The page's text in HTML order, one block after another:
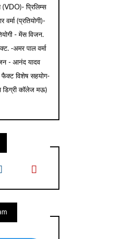
(VDO)- प्रिलिम्स
(प्रतियोगी)-
- मेंस विजन.
-अमर पाल वर्मा
- आनंद यादव
फैक्ट विशेष सहयोग-
डिग्री कॉलेज मऊ)